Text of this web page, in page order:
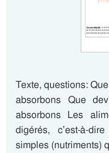
Texte, questions:
absorbons Que
absorbons Les
digérés, c’est-à-
simples (nutriments)